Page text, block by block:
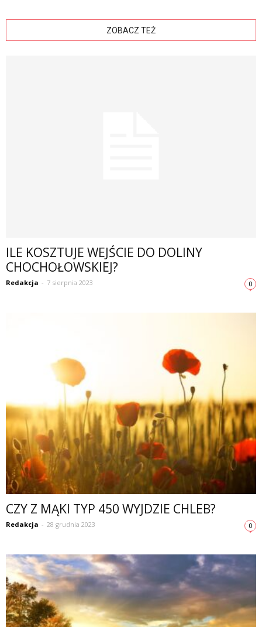
ZOBACZ TEŻ
ILE KOSZTUJE WEJŚCIE DO DOLINY
CHOCHOŁOWSKIEJ?
Redakcja - 7 sierpnia 2023 0
CZY Z MĄKI TYP 450 WYJDZIE CHLEB?
Redakcja - 28 grudnia 2023 0